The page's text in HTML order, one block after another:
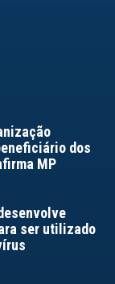
dos
MP
ser utilizado